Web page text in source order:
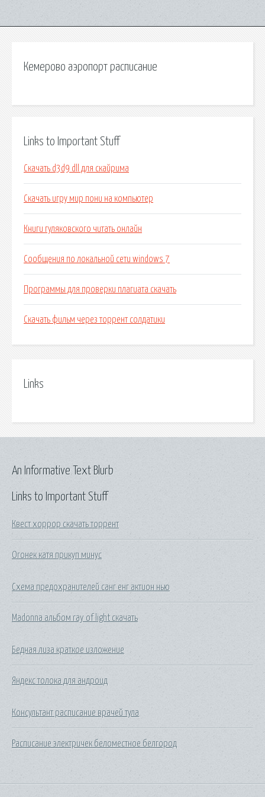
Кемерово аэропорт расписание
Links to Important Stuff
Скачать d3d9 dll для скайрима
Скачать игру мир пони на компьютер
Книги гуляковского читать онлайн
Сообщения по локальной сети windows 7
Программы для проверки плагиата скачать
Скачать фильм через торрент солдатики
Links
Links to Important Stuff
Квест хоррор скачать торрент
Огонек катя прикуп минус
Схема предохранителей санг енг актион нью
Madonna альбом ray of light скачать
Бедная лиза краткое изложение
Яндекс толока для андроид
Консультант расписание врачей тула
Расписание электричек беломестное белгород
An Informative Text Blurb